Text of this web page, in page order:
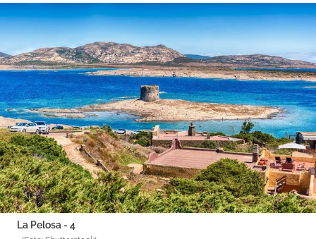
La Pelosa - 4